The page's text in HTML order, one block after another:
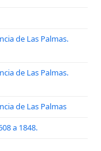
de Las Palmas.
de Las Palmas.
de Las Palmas
a 1848.